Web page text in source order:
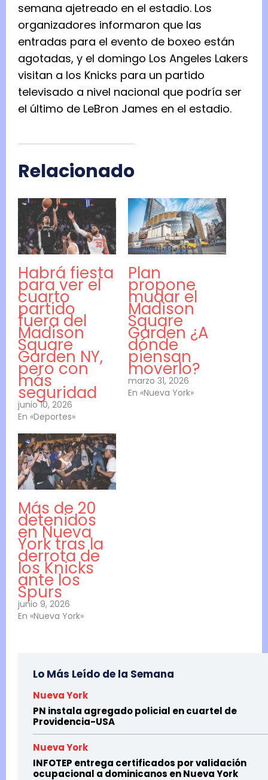
semana ajetreado en el estadio. Los
organizadores informaron que las
entradas para el evento de boxeo están
agotadas, y el domingo Los Angeles Lakers
visitan a los Knicks para un partido
televisado a nivel nacional que podría ser
el último de LeBron James en el estadio.
Relacionado
Habrá fiesta
para ver el
cuarto
partido
fuera del
Madison
Square
Garden NY,
pero con
más
seguridad
junio 10, 2026
En «Deportes»
Plan
propone
mudar el
Madison
Square
Garden ¿A
dónde
piensan
moverlo?
marzo 31, 2026
En «Nueva York»
Más de 20
detenidos
en Nueva
York tras la
derrota de
los Knicks
ante los
Spurs
junio 9, 2026
En «Nueva York»
Lo Más Leído de la Semana
Nueva York
PN instala agregado policial en cuartel de
Providencia-USA
Nueva York
INFOTEP entrega certificados por validación
ocupacional a dominicanos en Nueva York